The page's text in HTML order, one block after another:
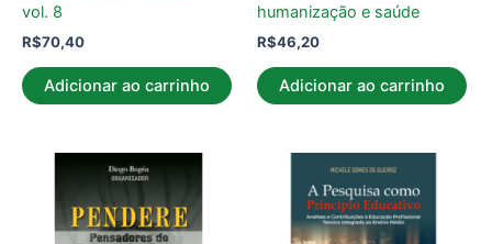
vol. 8
R$70,40
Adicionar ao carrinho
humanização e saúde
R$46,20
Adicionar ao carrinho